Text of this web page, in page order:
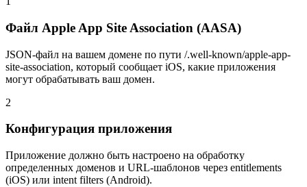
Файл Apple App Site Association (AASA)
JSON-файл на вашем домене по пути /.well-known/apple-app-
site-association, который сообщает iOS, какие приложения
могут обрабатывать ваш домен.
2
Конфигурация приложения
Приложение должно быть настроено на обработку
определенных доменов и URL-шаблонов через entitlements
(iOS) или intent filters (Android).